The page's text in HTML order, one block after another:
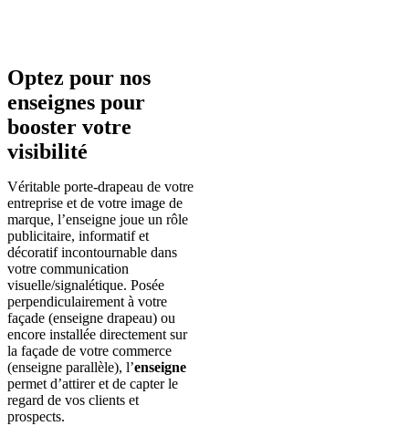
Optez pour nos
enseignes pour
booster votre
visibilité
Véritable porte-drapeau de votre
entreprise et de votre image de
marque, l’enseigne joue un rôle
publicitaire, informatif et
décoratif incontournable dans
votre communication
visuelle/signalétique. Posée
perpendiculairement à votre
façade (enseigne drapeau) ou
encore installée directement sur
la façade de votre commerce
(enseigne parallèle), l’enseigne
permet d’attirer et de capter le
regard de vos clients et
prospects.